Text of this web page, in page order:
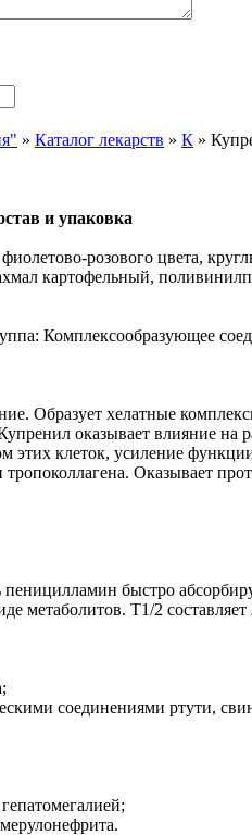
» Каталог лекарств » К »
и упаковка
розового цвета,
картофельный,
Комплексообразующее
Образует хелатные
Купренил оказывает влияние
этих клеток, усиление
Оказывает
быстро
метаболитов. T1/2 составляет
соединениями ртути,